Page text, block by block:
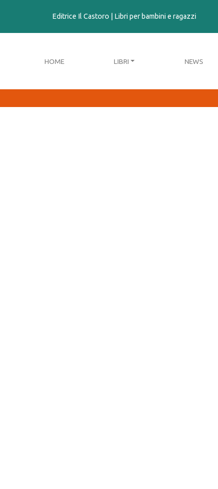
Editrice Il Castoro | Libri per bambini e ragazzi
HOME LIBRI NEWS